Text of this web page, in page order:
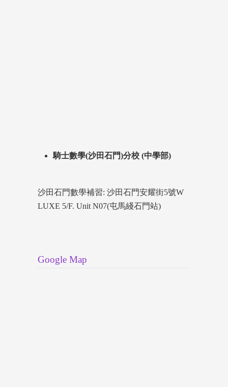
騎士數學(沙田石門)分校 (中學部)
沙田石門數學補習: 沙田石門安耀街5號W
LUXE 5/F. Unit N07(屯馬綫石門站)
Google Map